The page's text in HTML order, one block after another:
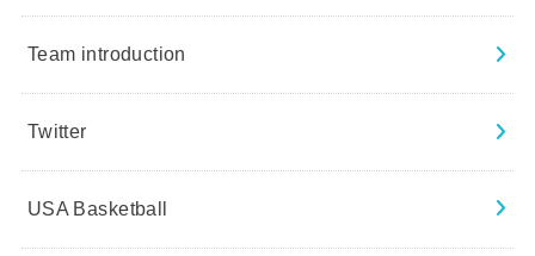
Team introduction
Twitter
USA Basketball